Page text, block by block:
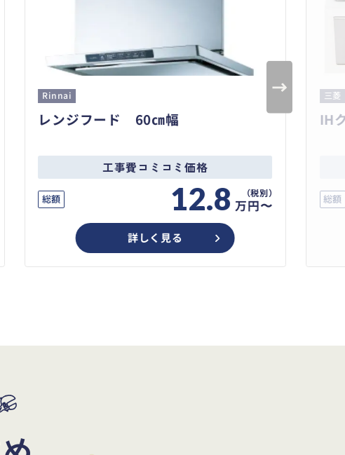
Rinnai
レンジフード 60㎝幅
工事費コミコミ価格
総額 12.8 万円〜
詳しく見る
三菱
IH
総額